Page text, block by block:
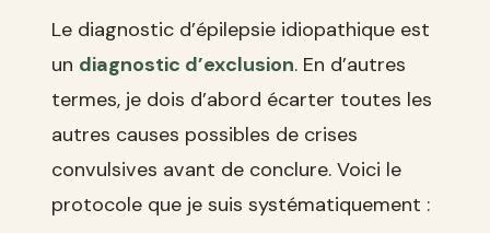
Le diagnostic d’épilepsie idiopathique est
un diagnostic d’exclusion. En d’autres
termes, je dois d’abord écarter toutes les
autres causes possibles de crises
convulsives avant de conclure. Voici le
protocole que je suis systématiquement :